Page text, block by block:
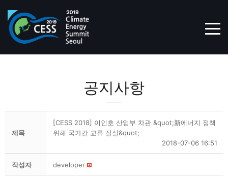
공지사항
제목
[CESS 2018] 이인호 산업부 차관 &quot;新에너지 정책
위해 국가간 교류 절실&quot;
2018-07-06 16:51
작성자 developer